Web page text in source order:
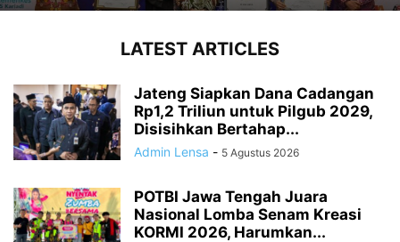
LATEST ARTICLES
Jateng Siapkan Dana Cadangan
Rp1,2 Triliun untuk Pilgub 2029,
Disisihkan Bertahap...
Admin Lensa - 5 Agustus 2026
POTBI Jawa Tengah Juara
Nasional Lomba Senam Kreasi
KORMI 2026, Harumkan...